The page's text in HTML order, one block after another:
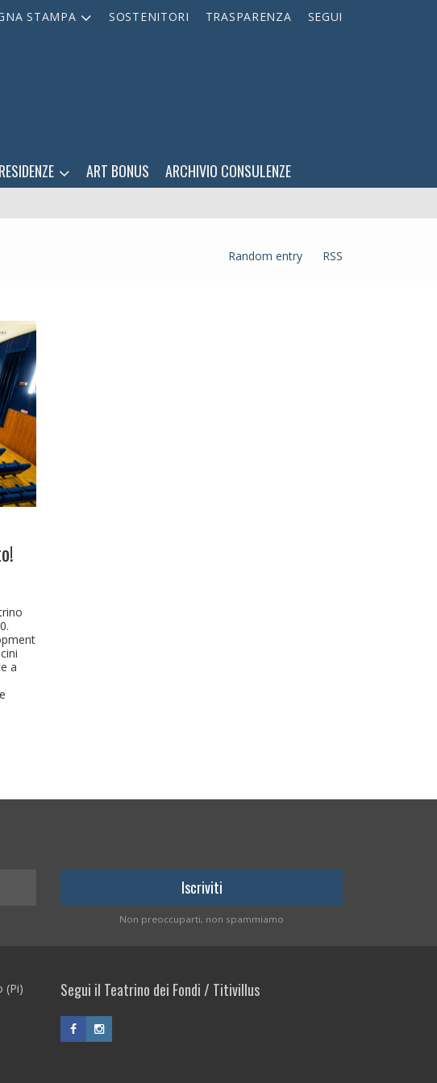
STAMPA SOSTENITORI TRASPARENZA SEGUI
RESIDENZE ART BONUS ARCHIVIO CONSULENZE
Random entry RSS
a
Non preoccuparti, non spammiamo
(Pi)
Segui il Teatrino dei Fondi / Titivillus